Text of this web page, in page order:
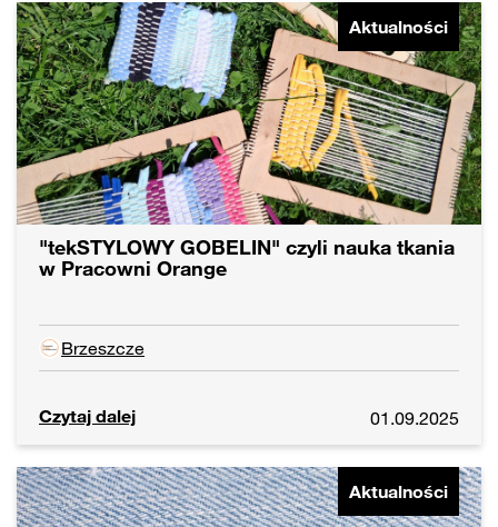
Aktualności
"tekSTYLOWY GOBELIN" czyli nauka tkania
w Pracowni Orange
Brzeszcze
Czytaj dalej 01.09.2025
Aktualności